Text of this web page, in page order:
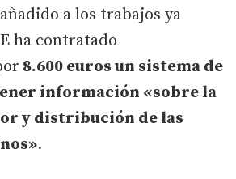
a los trabajos ya
ha contratado
8.600 euros un sistema de
información «sobre la
y distribución de las
.